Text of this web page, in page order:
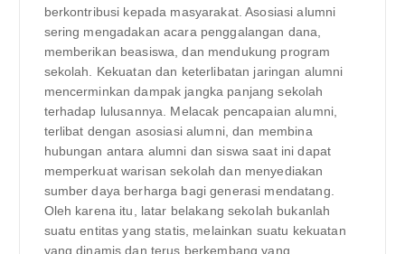
berkontribusi kepada masyarakat. Asosiasi alumni
sering mengadakan acara penggalangan dana,
memberikan beasiswa, dan mendukung program
sekolah. Kekuatan dan keterlibatan jaringan alumni
mencerminkan dampak jangka panjang sekolah
terhadap lulusannya. Melacak pencapaian alumni,
terlibat dengan asosiasi alumni, dan membina
hubungan antara alumni dan siswa saat ini dapat
memperkuat warisan sekolah dan menyediakan
sumber daya berharga bagi generasi mendatang.
Oleh karena itu, latar belakang sekolah bukanlah
suatu entitas yang statis, melainkan suatu kekuatan
yang dinamis dan terus berkembang yang